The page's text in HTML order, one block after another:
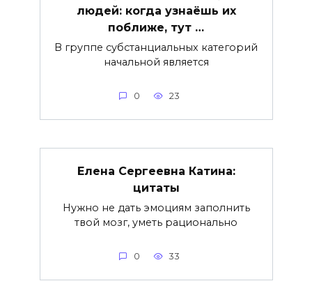
людей: когда узнаёшь их
поближе, тут …
В группе субстанциальных категорий
начальной является
0 23
Елена Сергеевна Катина:
цитаты
Нужно не дать эмоциям заполнить
твой мозг, уметь рационально
0 33